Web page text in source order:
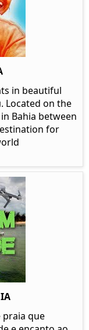
in beautiful
Located on the
Bahia between
for
praia que